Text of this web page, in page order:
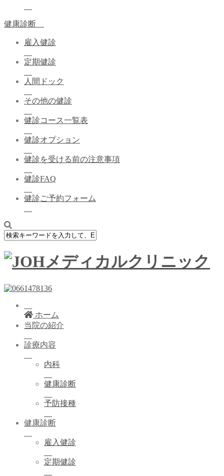
健康診断
雇入健診
定期健診
人間ドック
その他の健診
健診コース一覧表
健診オプション
健診を受ける前の注意事項
健診FAQ
健診ご予約フォーム
ホーム
当院の紹介
診療内容
内科
健康診断
予防接種
健康診断
雇入健診
定期健診